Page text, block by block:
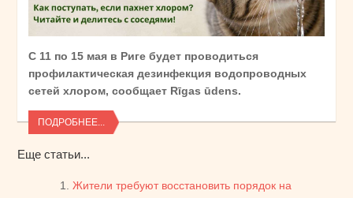
С 11 по 15 мая в Риге будет проводиться
профилактическая дезинфекция водопроводных
сетей хлором, сообщает Rīgas ūdens.
ПОДРОБНЕЕ...
Еще статьи...
Жители требуют восстановить порядок на